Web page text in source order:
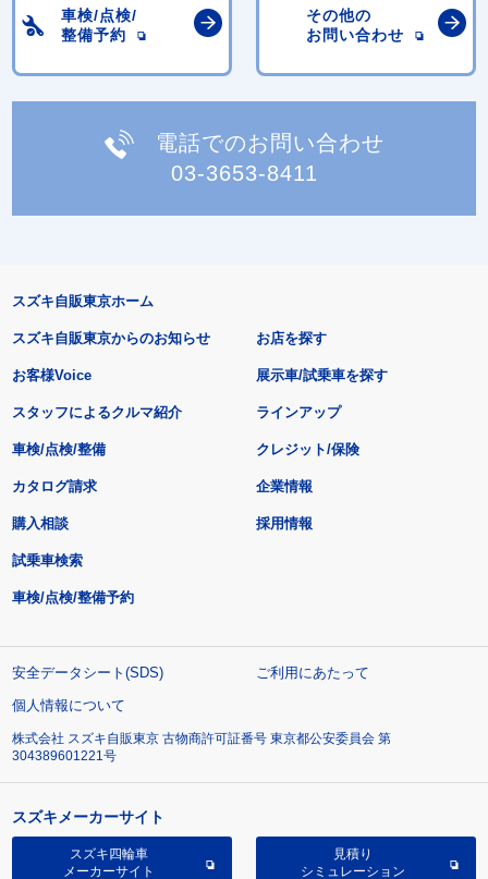
車検/点検/
整備予約
その他の
お問い合わせ
電話でのお問い合わせ
03-3653-8411
スズキ自販東京ホーム
スズキ自販東京からのお知らせ
お客様Voice
スタッフによるクルマ紹介
お店を探す
展示車/試乗車を探す
ラインアップ
車検/点検/整備 クレジット/保険
カタログ請求
購入相談
試乗車検索
車検/点検/整備予約
企業情報
採用情報
安全データシート(SDS)
ご利用にあたって
個人情報について
株式会社 スズキ自販東京 古物商許可証番号 東京都公安委員会 第
304389601221号
スズキメーカーサイト
スズキ四輪車
メーカーサイト
見積り
シミュレーション